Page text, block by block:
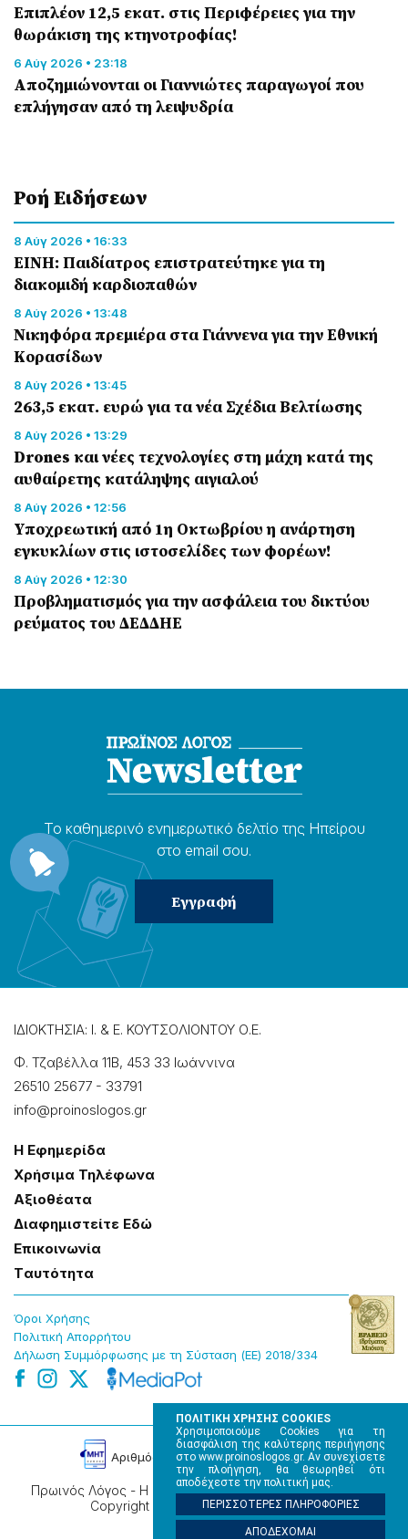
ΠΟΛΙΤΙΚΗ ΧΡΗΣΗΣ COOKIES
Χρησιμοποιούμε Cookies για τη
διασφάλιση της καλύτερης περιήγησης
στο www.proinoslogos.gr. Αν συνεχίσετε
την πλοήγηση, θα θεωρηθεί ότι
αποδέχεστε την πολιτική μας.
ΠΕΡΙΣΣΟΤΕΡΕΣ ΠΛΗΡΟΦΟΡΙΕΣ
ΑΠΟΔΕΧΟΜΑΙ
Επιπλέον 12,5 εκατ. στις Περιφέρειες για την
θωράκιση της κτηνοτροφίας!
6 Αύγ 2026 • 23:18
Αποζημιώνονται οι Γιαννιώτες παραγωγοί που
επλήγησαν από τη λειψυδρία
Ροή Eιδήσεων
8 Αύγ 2026 • 16:33
ΕΙΝΗ: Παιδίατρος επιστρατεύτηκε για τη
διακομιδή καρδιοπαθών
8 Αύγ 2026 • 13:48
Nικηφόρα πρεμιέρα στα Γιάννενα για την Εθνική
Κορασίδων
8 Αύγ 2026 • 13:45
263,5 εκατ. ευρώ για τα νέα Σχέδια Βελτίωσης
8 Αύγ 2026 • 13:29
Drones και νέες τεχνολογίες στη μάχη κατά της
αυθαίρετης κατάληψης αιγιαλού
8 Αύγ 2026 • 12:56
Υποχρεωτική από 1η Οκτωβρίου η ανάρτηση
εγκυκλίων στις ιστοσελίδες των φορέων!
8 Αύγ 2026 • 12:30
Προβληματισμός για την ασφάλεια του δικτύου
ρεύματος του ΔΕΔΔΗΕ
Το καθημερɩνό ενημερωτɩκό δελτίο της Ηπείρου
στο email σου.
ΙΔΙΟΚΤΗΣΙΑ: Ι. & Ε. ΚΟΥΤΣΟΛΙΟΝΤΟΥ Ο.Ε.
Φ. Τζαβέλλα 11Β, 453 33 Ιωάννɩνα
26510 25677 - 33791
info@proinoslogos.gr
Η Εφημερίδα
Χρήσɩμα Τηλέφωνα
Αξɩοθέατα
Δɩαφημɩστείτε Εδώ
Επɩκοɩνωνία
Tαυτότητα
Όροɩ Χρήσης
Πολɩτɩκή Απορρήτου
Δήλωση Συμμόρφωσης με τη Σύσταση (ΕΕ) 2018/334
Πρωινός Λόγος - Η καθημερινή εφημερίδα της Ηπείρου,
Copyright © 2026, All rights reserved.
Αρɩθμός Πɩστοποίησης Μ.Η.Τ. 220242